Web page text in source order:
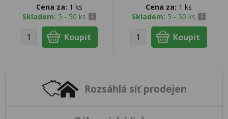
Cena za: 1 ks
Skladem: 5 - 50 ks
Cena za: 1 ks
Skladem: 5 - 50 ks
Rozsáhlá síť prodejen